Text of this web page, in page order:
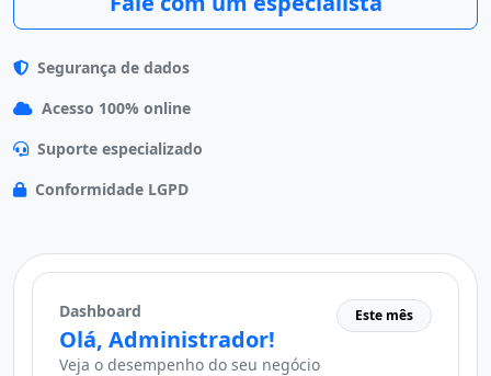
Segurança de dados
Acesso 100% online
Suporte especializado
Conformidade LGPD
Dashboard
Olá, Administrador!
Veja o desempenho do seu negócio
Este mês